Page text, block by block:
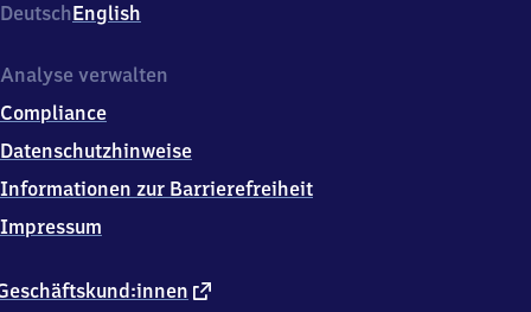
9
Ahnatal
DeutschEnglish
externer
Analyse verwalten
Compliance
Datenschutzhinweise
Informationen zur Barrierefreiheit
Impressum